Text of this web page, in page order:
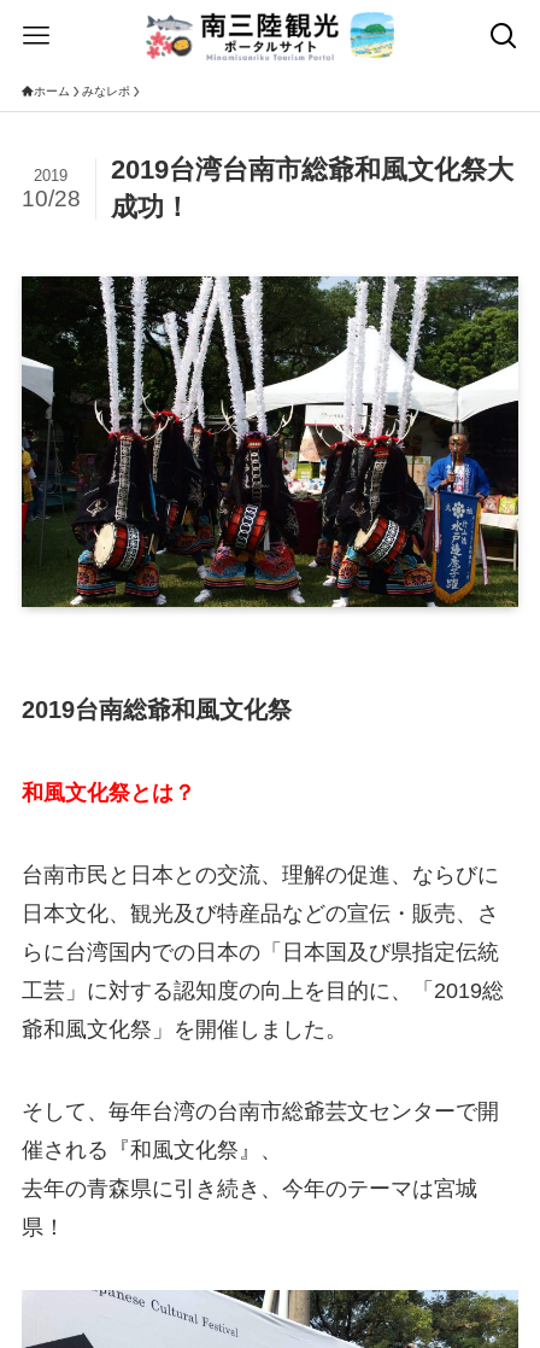
ホーム みなレポ
2019台湾台南市総爺和風文化祭大
成功！
2019
10/28
2019台南総爺和風文化祭
和風文化祭とは？
台南市民と日本との交流、理解の促進、ならびに
日本文化、観光及び特産品などの宣伝・販売、さ
らに台湾国内での日本の「日本国及び県指定伝統
工芸」に対する認知度の向上を目的に、「2019総
爺和風文化祭」を開催しました。
そして、毎年台湾の台南市総爺芸文センターで開
催される『和風文化祭』、
去年の青森県に引き続き、今年のテーマは宮城
県！